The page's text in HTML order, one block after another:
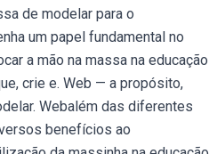
de modelar para o
um papel fundamental no
a mão na massa na educação
crie e. Web — a propósito,
Webalém das diferentes
benefícios ao